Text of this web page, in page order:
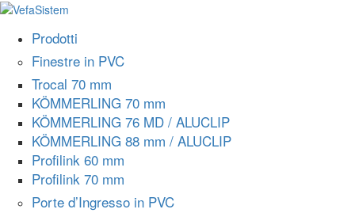
Prodotti
Finestre in PVC
Trocal 70 mm
KÖMMERLING 70 mm
KÖMMERLING 76 MD / ALUCLIP
KÖMMERLING 88 mm / ALUCLIP
Profilink 60 mm
Profilink 70 mm
Porte d’Ingresso in PVC